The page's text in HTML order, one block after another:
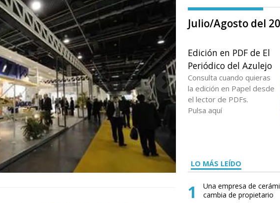
Julio/Agosto del
Edición en PDF de El
Periódico del Azulejo
Consulta cuando quieras
la edición en Papel desde
el lector de PDFs.
Pulsa aquí
LO MÁS LEÍDO
1
Una empresa de
cambia de propietario